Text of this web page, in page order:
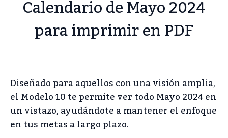
Calendario de Mayo 2024
para imprimir en PDF
Diseñado para aquellos con una visión amplia,
el Modelo 10 te permite ver todo Mayo 2024 en
un vistazo, ayudándote a mantener el enfoque
en tus metas a largo plazo.